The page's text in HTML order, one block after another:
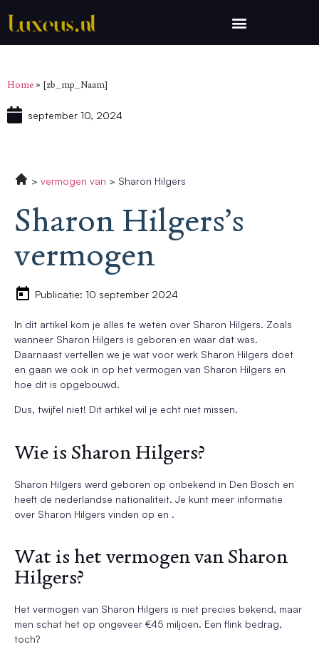
Home » [zb_mp_Naam]
september 10, 2024
vermogen van Sharon Hilgers
Sharon Hilgers’s
vermogen
Publicatie: 10 september 2024
In dit artikel kom je alles te weten over Sharon Hilgers. Zoals
wanneer Sharon Hilgers is geboren en waar dat was.
Daarnaast vertellen we je wat voor werk Sharon Hilgers doet
en gaan we ook in op het vermogen van Sharon Hilgers en
hoe dit is opgebouwd.
Dus, twijfel niet! Dit artikel wil je echt niet missen.
Wie is Sharon Hilgers?
Sharon Hilgers werd geboren op onbekend in Den Bosch en
heeft de nederlandse nationaliteit. Je kunt meer informatie
over Sharon Hilgers vinden op en .
Wat is het vermogen van Sharon
Hilgers?
Het vermogen van Sharon Hilgers is niet precies bekend, maar
men schat het op ongeveer €45 miljoen. Een flink bedrag,
toch?